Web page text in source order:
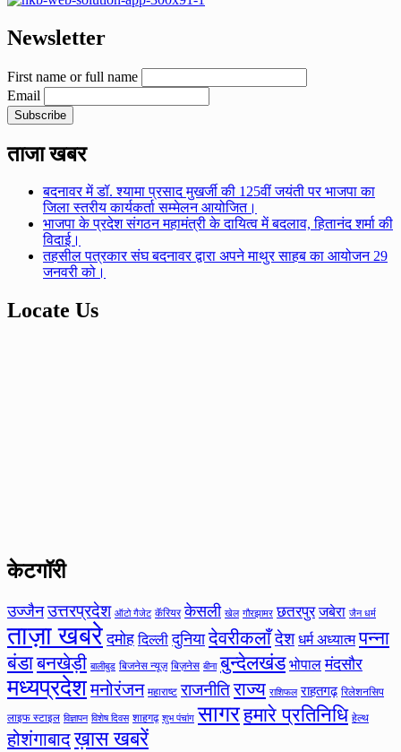
Newsletter
First name or full name
Email
ताजा खबर
बदनावर में डॉ. श्यामा प्रसाद मुखर्जी की 125वीं जयंती पर भाजपा का
जिला स्तरीय कार्यकर्ता सम्मेलन आयोजित।
भाजपा के प्रदेश संगठन महामंत्री के दायित्व में बदलाव, हितानंद शर्मा की
विदाई।
तहसील पत्रकार संघ बदनावर द्वारा अपने माथुर साहब का आयोजन 29
जनवरी को।
Locate Us
केटगॉरी
उज्जैन उत्तरप्रदेश ऑटो गैजेट कॅरियर केसली खेल गौरझामर छतरपुर जबेरा जैन धर्म
ताज़ा खबरे दमोह दिल्ली दुनिया देवरीकलाँदेश धर्म अध्यात्म पन्ना
बंडाबनखेड़ी बालीबुड बिजनेस न्यूज़ बिज़नेस बीना बुन्देलखंड भोपाल मंदसौर
मध्यप्रदेशमनोरंजन महाराष्ट राजनीतिराज्य राशिफल राहतगढ़ रिलेशनसिप
लाइफ स्टाइल विज्ञापन विशेष दिवस शाहगढ़ शुभ पंचांग सागरहमारे प्रतिनिधि हेल्थ
होशंगाबादख़ास खबरें